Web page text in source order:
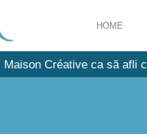
HOME
Créative ca să afli